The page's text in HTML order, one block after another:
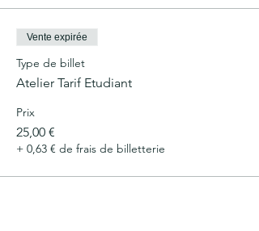
Vente expirée
Type de billet
Atelier Tarif Etudiant
Prix
25,00 €
+ 0,63 € de frais de billetterie